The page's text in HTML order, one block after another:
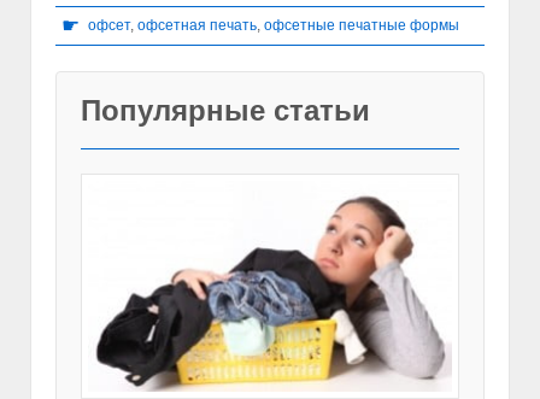
☛ офсет, офсетная печать, офсетные печатные формы
Популярные статьи